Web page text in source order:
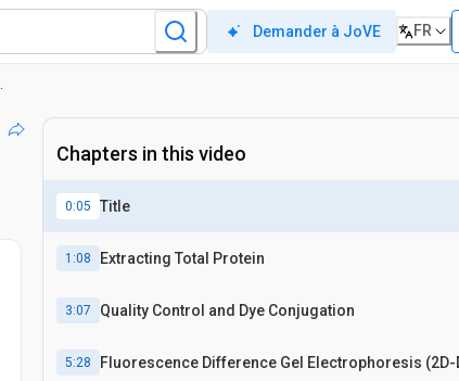
Demander à JoVE FR
Chapters in this video
0:05 Title
1:08 Extracting Total Protein
3:07 Quality Control and Dye Conjugation
5:28 Fluorescence Difference Gel Electrophoresis (2D-